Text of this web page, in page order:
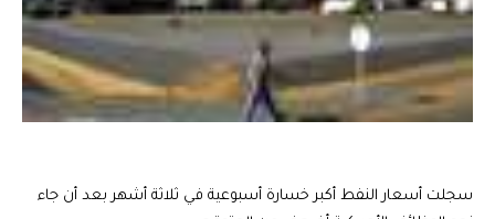
سجلت أسعار النفط أكبر خسارة أسبوعية في ثلاثة أشهر بعد أن جاء